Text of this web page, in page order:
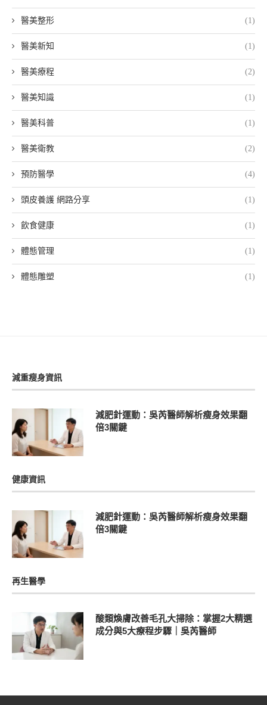
醫美整形 (1)
醫美新知 (1)
醫美療程 (2)
醫美知識 (1)
醫美科普 (1)
醫美衛教 (2)
預防醫學 (4)
頭皮養護 網路分享 (1)
飲食健康 (1)
體態管理 (1)
體態雕塑 (1)
減重瘦身資訊
減肥針運動：吳芮醫師解析瘦身效果翻
倍3關鍵
健康資訊
減肥針運動：吳芮醫師解析瘦身效果翻
倍3關鍵
再生醫學
酸類煥膚改善毛孔大掃除：掌握2大精選
成分與5大療程步驟｜吳芮醫師